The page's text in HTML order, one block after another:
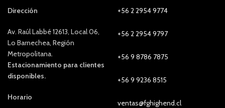
Dirección
Av. Raúl Labbé 12613, Local 06,
Lo Barnechea, Región
Metropolitana.
Estacionamiento para clientes
disponibles.
Horario
+56 2 2954 9774
+56 2 2954 9797
+56 9 8786 7875
+56 9 9236 8515
ventas@fghighend.cl